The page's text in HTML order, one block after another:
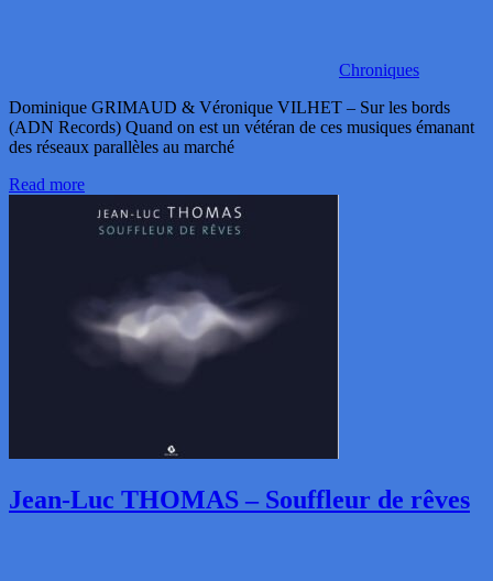
Chroniques
Dominique GRIMAUD & Véronique VILHET – Sur les bords
(ADN Records) Quand on est un vétéran de ces musiques émanant
des réseaux parallèles au marché
Read more
Jean-Luc THOMAS – Souffleur de rêves